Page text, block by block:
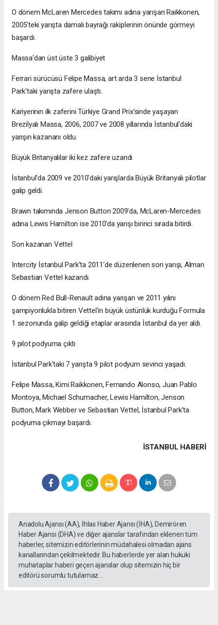
O dönem McLaren Mercedes takımı adına yarışan Raikkonen,
2005'teki yarışta damalı bayrağı rakiplerinin önünde görmeyi
başardı.
Massa'dan üst üste 3 galibiyet
Ferrari sürücüsü Felipe Massa, art arda 3 sene İstanbul
Park'taki yarışta zafere ulaştı.
Kariyerinin ilk zaferini Türkiye Grand Prix'sinde yaşayan
Brezilyalı Massa, 2006, 2007 ve 2008 yıllarında İstanbul'daki
yarışın kazananı oldu.
Büyük Britanyalılar iki kez zafere uzandı
İstanbul'da 2009 ve 2010'daki yarışlarda Büyük Britanyalı pilotlar
galip geldi.
Brawn takımında Jenson Button 2009'da, McLaren-Mercedes
adına Lewis Hamilton ise 2010'da yarışı birinci sırada bitirdi.
Son kazanan Vettel
Intercity İstanbul Park'ta 2011'de düzenlenen son yarışı, Alman
Sebastian Vettel kazandı.
O dönem Red Bull-Renault adına yarışan ve 2011 yılını
şampiyonlukla bitiren Vettel'in büyük üstünlük kurduğu Formula
1 sezonunda galip geldiği etaplar arasında İstanbul da yer aldı.
9 pilot podyuma çıktı
İstanbul Park'taki 7 yarışta 9 pilot podyum sevinci yaşadı.
Felipe Massa, Kimi Raikkonen, Fernando Alonso, Juan Pablo
Montoya, Michael Schumacher, Lewis Hamilton, Jenson
Button, Mark Webber ve Sebastian Vettel, İstanbul Park'ta
podyuma çıkmayı başardı.
İSTANBUL HABERİ
Anadolu Ajansı (AA), İhlas Haber Ajansı (İHA), Demirören
Haber Ajansı (DHA) ve diğer ajanslar tarafından eklenen tüm
haberler, sitemizin editörlerinin müdahalesi olmadan ajans
kanallarından çekilmektedir. Bu haberlerde yer alan hukuki
muhataplar haberi geçen ajanslar olup sitemizin hiç bir
editörü sorumlu tutulamaz...